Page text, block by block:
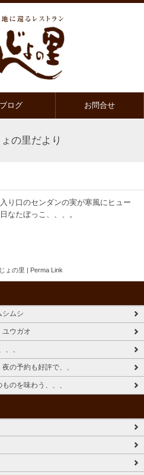
ブログ お問合せ
の里だより
り口のセンダンの実が寒風にヒュー
なたぼっこ、、、。
ょの里 | Perma Link
ムシ
ウガオ
、
の予約も好評で、、
のを味わう、、、